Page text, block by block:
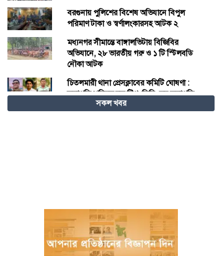
বরগুনায় পুলিশের বিশেষ অভিযানে বিপুল
পরিমাণ টাকা ও স্বর্ণালংকারসহ আটক ২
মধ্যনগর সীমান্তে বাঙ্গালভিটায় বিজিবির
অভিযানে, ২৮ ভারতীয় গরু ও ১ টি স্টিলবডি
নৌকা আটক
চিতলমারী থানা প্রেসক্লাবের কমিটি ঘোষণা :
সভাপতি শহিদুল হক টিপু, সিনি: সহ সভাপতি
মো: আজাদ খান, সাধারণ সম্পাদক অরুন কুমার
গাঁজাসহ দুইজন মাদক ব্যবসায়ীকে গ্রেফতার
করেছে র‍্যাব-৬
নওগাঁয় পানিতে ডুবে নবদম্পতির মৃত্যু, শয়ন ঘর
সকল খবর